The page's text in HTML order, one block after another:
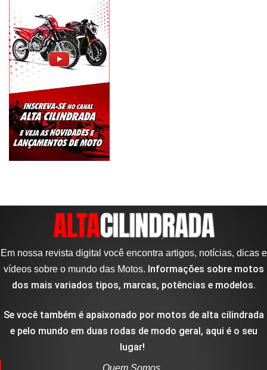
Em nossa revista digital você encontra artigos, notícias, dicas e
vídeos sobre o mundo das Motos. Informações sobre motos
dos mais variados tipos, marcas, potências e modelos.
Se você também é apaixonado por motos de alta cilindrada
e pelo mundo em duas rodas de modo geral, aqui é o seu
lugar!
Quem Somos